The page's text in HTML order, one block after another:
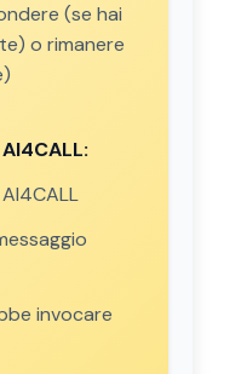
(se hai
o rimanere
invocare